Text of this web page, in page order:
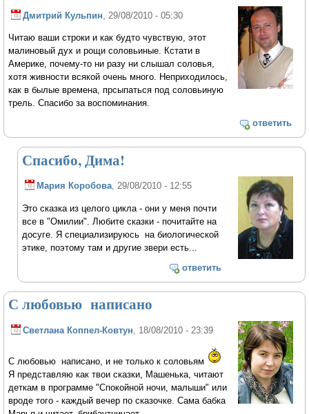
Дмитрий Кульпин , 29/08/2010 - 05:30
Читаю ваши строки и как будто чувствую, этот
малиновый дух и рощи соловьиные. Кстати в
Америке, почему-то ни разу ни слышал соловья,
хотя живности всякой очень много. Неприходилось,
как в былые времена, прсыпаться под соловьиную
трель. Спасибо за воспоминания.
ответить
Спасибо, Дима!
Мария Коробова, 29/08/2010 - 12:55
Это сказка из целого цикла - они у меня почти
все в "Омилии". Любите сказки - почитайте на
досуге. Я специализируюсь на биологической
этике, поэтому там и другие звери есть...
ответить
С любовью написано
Светлана Коппел-Ковтун, 18/08/2010 - 23:39
С любовью написано, и не только к соловьям
Я представляю как твои сказки, Машенька, читают
деткам в программе "Спокойной ночи, малыши" или
вроде того - каждый вечер по сказочке. Сама бабка